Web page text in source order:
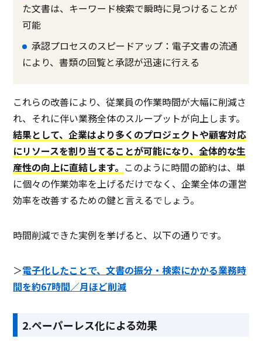
た文書は、キーワード検索で瞬時に見つけることが
可能
承認プロセスのスピードアップ：電子文書の流通
により、書類の回覧と承認が迅速に行える
これらの改善により、従業員の作業時間が大幅に削減さ
れ、それに伴い業務全体のスループットが向上します。
結果として、企業はより多くのプロジェクトや顧客対応
にリソースを割り当てることが可能になり、全体的な生
産性の向上に直結します。 このように時間の節約は、単
に個々の作業効率を上げるだけでなく、企業全体の運営
効率を改善するための鍵と言えるでしょう。
時間削減できた実例を挙げると、以下の通りです。
＞電子化したことで、文書の振分・検索にかかる業務時
間を約67時間／月ほど削減
2.ペーパーレス化による効果